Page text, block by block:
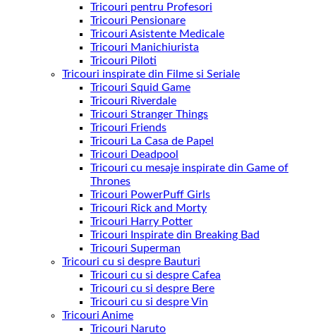
Tricouri pentru Profesori
Tricouri Pensionare
Tricouri Asistente Medicale
Tricouri Manichiurista
Tricouri Piloti
Tricouri inspirate din Filme si Seriale
Tricouri Squid Game
Tricouri Riverdale
Tricouri Stranger Things
Tricouri Friends
Tricouri La Casa de Papel
Tricouri Deadpool
Tricouri cu mesaje inspirate din Game of
Thrones
Tricouri PowerPuff Girls
Tricouri Rick and Morty
Tricouri Harry Potter
Tricouri Inspirate din Breaking Bad
Tricouri Superman
Tricouri cu si despre Bauturi
Tricouri cu si despre Cafea
Tricouri cu si despre Bere
Tricouri cu si despre Vin
Tricouri Anime
Tricouri Naruto